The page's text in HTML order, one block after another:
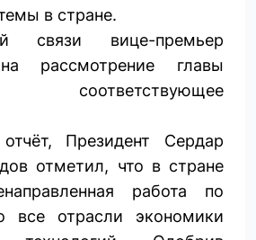
в стране.
связи вице-премьер
рассмотрение ­главы
соответствующее
Президент Сердар
отметил, что в стране
работа по
все отрасли экономики